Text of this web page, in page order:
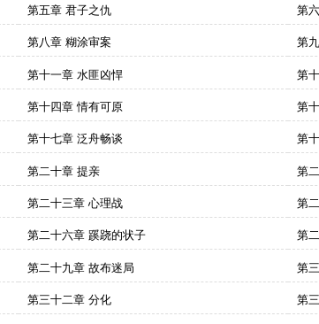
第五章 君子之仇 第
第八章 糊涂审案 第
第十一章 水匪凶悍 第
第十四章 情有可原 第
第十七章 泛舟畅谈 第
第二十章 提亲 第
第二十三章 心理战 第
第二十六章 蹊跷的状子 第
第二十九章 故布迷局 第
第三十二章 分化 第